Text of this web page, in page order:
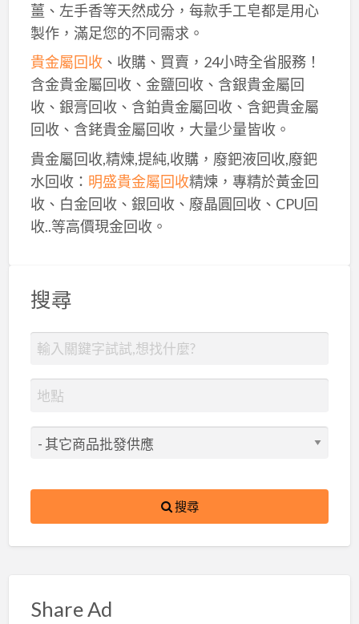
薑、左手香等天然成分，每款手工皂都是用心
製作，滿足您的不同需求。
貴金屬回收、收購、買賣，24小時全省服務！
含金貴金屬回收、金鹽回收、含銀貴金屬回
收、銀膏回收、含鉑貴金屬回收、含鈀貴金屬
回收、含銠貴金屬回收，大量少量皆收。
貴金屬回收,精煉,提純,收購，廢鈀液回收,廢鈀
水回收： 明盛貴金屬回收精煉，專精於黃金回
收、白金回收、銀回收、廢晶圓回收、CPU回
收..等高價現金回收。
搜尋
搜尋
Share Ad